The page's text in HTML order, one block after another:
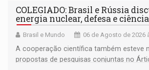
COLEGIADO: Brasil e Rússia
energia nuclear, defesa e
Brasil e Mundo 06 de Agosto de 2026
A cooperação científica também esteve
propostas de pesquisas conjuntas no